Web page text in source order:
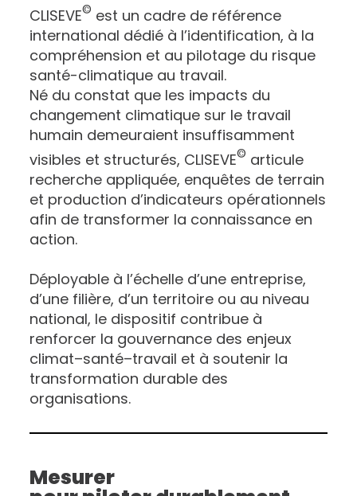
CLISEVE© est un cadre de référence
international dédié à l’identification, à la
compréhension et au pilotage du risque
santé-climatique au travail.
Né du constat que les impacts du
changement climatique sur le travail
humain demeuraient insuffisamment
visibles et structurés, CLISEVE© articule
recherche appliquée, enquêtes de terrain
et production d’indicateurs opérationnels
afin de transformer la connaissance en
action.
Déployable à l’échelle d’une entreprise,
d’une filière, d’un territoire ou au niveau
national, le dispositif contribue à
renforcer la gouvernance des enjeux
climat–santé–travail et à soutenir la
transformation durable des
organisations.
Mesurer